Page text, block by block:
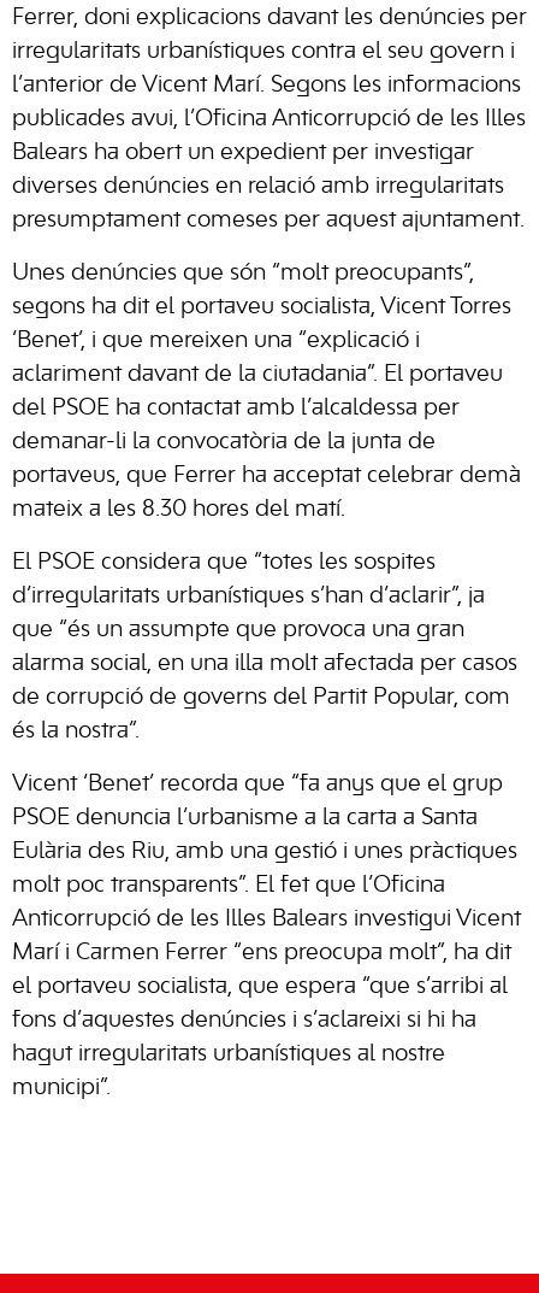
Ferrer, doni explicacions davant les denúncies per
irregularitats urbanístiques contra el seu govern i
l’anterior de Vicent Marí. Segons les informacions
publicades avui, l’Oficina Anticorrupció de les Illes
Balears ha obert un expedient per investigar
diverses denúncies en relació amb irregularitats
presumptament comeses per aquest ajuntament.
Unes denúncies que són “molt preocupants”,
segons ha dit el portaveu socialista, Vicent Torres
‘Benet’, i que mereixen una “explicació i
aclariment davant de la ciutadania”. El portaveu
del PSOE ha contactat amb l’alcaldessa per
demanar-li la convocatòria de la junta de
portaveus, que Ferrer ha acceptat celebrar demà
mateix a les 8.30 hores del matí.
El PSOE considera que “totes les sospites
d’irregularitats urbanístiques s’han d’aclarir”, ja
que “és un assumpte que provoca una gran
alarma social, en una illa molt afectada per casos
de corrupció de governs del Partit Popular, com
és la nostra”.
Vicent ‘Benet’ recorda que “fa anys que el grup
PSOE denuncia l’urbanisme a la carta a Santa
Eulària des Riu, amb una gestió i unes pràctiques
molt poc transparents”. El fet que l’Oficina
Anticorrupció de les Illes Balears investigui Vicent
Marí i Carmen Ferrer “ens preocupa molt”, ha dit
el portaveu socialista, que espera “que s’arribi al
fons d’aquestes denúncies i s’aclareixi si hi ha
hagut irregularitats urbanístiques al nostre
municipi”.